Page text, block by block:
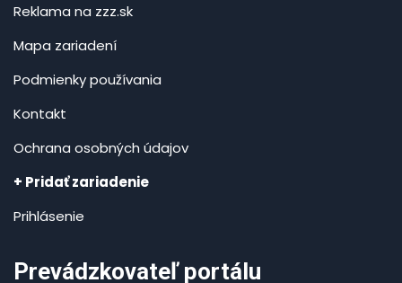
Reklama na zzz.sk
Mapa zariadení
Podmienky používania
Kontakt
Ochrana osobných údajov
+ Pridať zariadenie
Prihlásenie
Prevádzkovateľ portálu